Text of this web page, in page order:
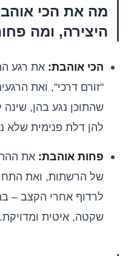
מה את הכי
היצירה, ומה
הכי אוהבת: את רגע
"זורם דרכי", ואת
שהתוכן נגע בהן,
להן דלת פנימית שלא
פחות אוהבת: את
של הרשתות, ואת
לרדוף אחרי הקצב –
שקטה, איטית ומדויקת.